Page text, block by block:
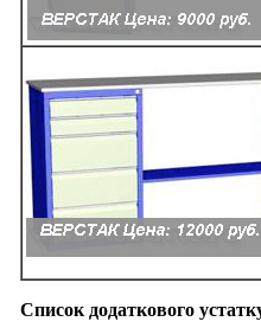
Список додаткового